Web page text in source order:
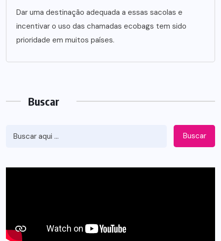
Dar uma destinação adequada a essas sacolas e
incentivar o uso das chamadas ecobags tem sido
prioridade em muitos países.
Buscar
Buscar